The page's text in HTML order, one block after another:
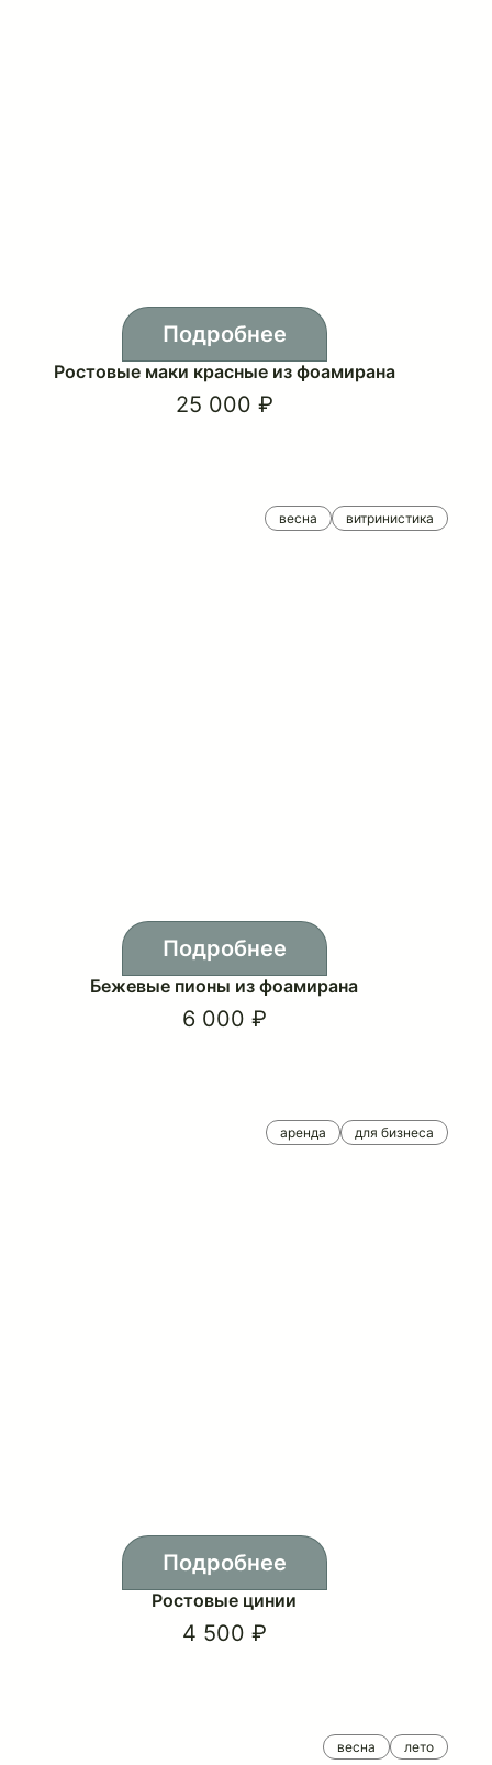
Подробнее
Ростовые маки красные из фоамирана
25 000 ₽
весна витринистика
Подробнее
Бежевые пионы из фоамирана
6 000 ₽
аренда для бизнеса
Подробнее
Ростовые цинии
4 500 ₽
весна лето